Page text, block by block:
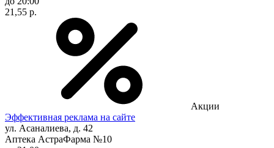
21,55 р.
Акции
Эффективная реклама на сайте
ул. Асаналиева, д. 42
Аптека АстраФарма №10